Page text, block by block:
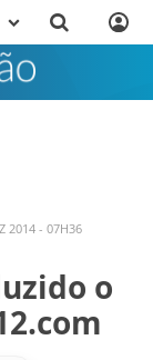
2014 - 07H36
o